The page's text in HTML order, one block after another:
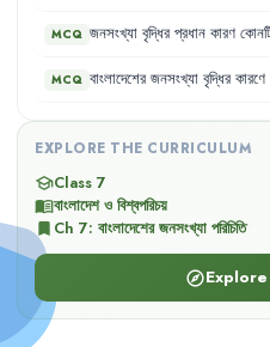
MCQ জনসংখ্যা বৃদ্ধির প্রধান কারণ
MCQ বাংলাদেশের জনসংখ্যা বৃদ্ধির কারণে
EXPLORE THE CURRICULUM
schoolClass 7
menu_bookবাংলাদেশ ও বিশ্বপরিচয়
bookmark Ch 7: বাংলাদেশের জনসংখ্যা পরিচিতি
explore